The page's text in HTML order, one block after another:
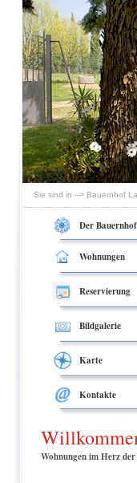
Sie sind in --> Bauernhof
Der Bauernhof
Wohnungen
Reservierung
Bildgalerie
Karte
Kontakte
Wohnungen im Herz